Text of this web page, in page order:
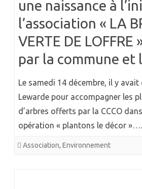
une naissance à
l’association « LA
VERTE DE
par la commune et
Le samedi 14 décembre, il y
Lewarde pour accompagner les
d’arbres offerts par la CCCO
opération « plantons le décor »….
Association, Environnement